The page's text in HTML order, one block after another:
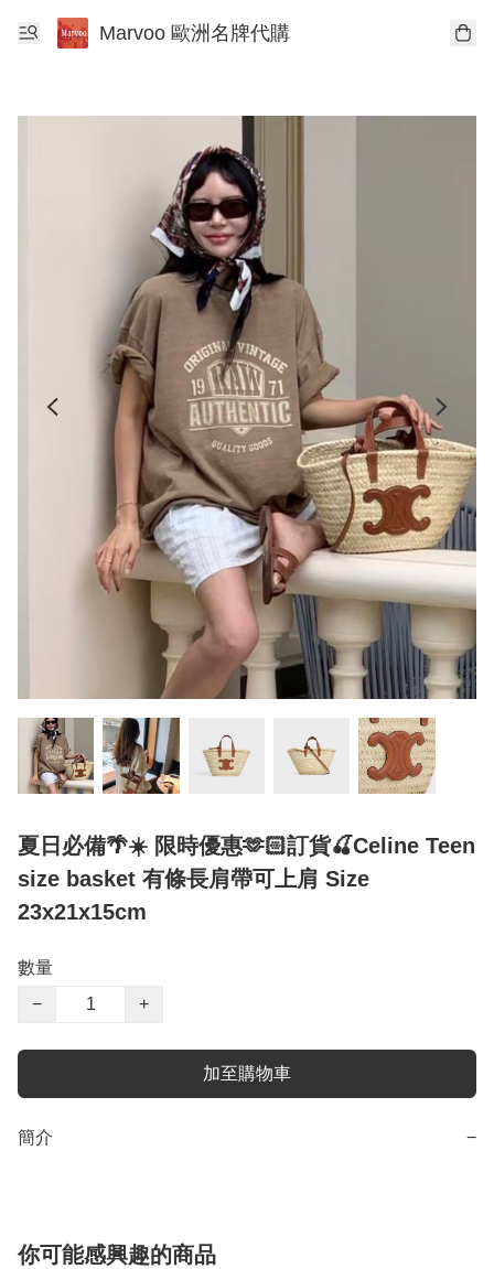
Marvoo 歐洲名牌代購
夏日必備🌴☀️ 限時優惠🫶🏻訂貨🍒Celine Teen
size basket 有條長肩帶可上肩 Size
23x21x15cm
數量
−
+
加至購物車
簡介 −
你可能感興趣的商品